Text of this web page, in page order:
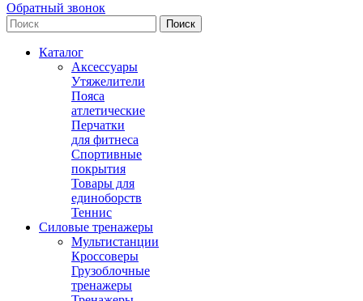
Обратный звонок
Поиск
Каталог
Аксессуары
Утяжелители
Пояса
атлетические
Перчатки
для фитнеса
Спортивные
покрытия
Товары для
единоборств
Теннис
Силовые тренажеры
Мультистанции
Кроссоверы
Грузоблочные
тренажеры